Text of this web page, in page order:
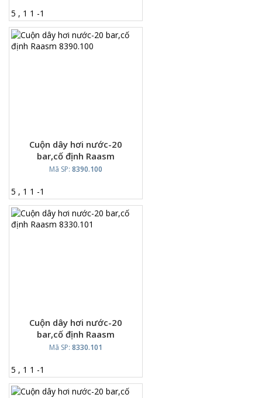
5 , 1 1 -1
Cuộn dây hơi nước-20
bar,cố định Raasm
8390.100
Mã SP: 8390.100
5 , 1 1 -1
Cuộn dây hơi nước-20
bar,cố định Raasm
8330.101
Mã SP: 8330.101
5 , 1 1 -1